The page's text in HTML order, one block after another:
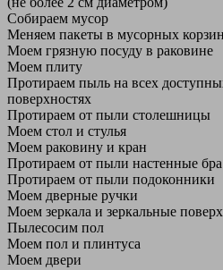
Собираем мусор
Меняем пакеты в мусорных
Моем грязную посуду в раковине
Моем плиту
Протираем пыль на всех
поверхностях
Протираем от пыли столешницы
Моем стол и стулья
Моем раковину и кран
Протираем от пыли настенные бра
Протираем от пыли подоконники
Моем дверные ручки
Моем зеркала и зеркальные
Пылесосим пол
Моем пол и плинтуса
Моем двери